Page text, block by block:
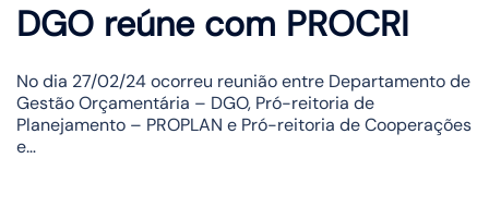
DGO reúne com PROCRI
No dia 27/02/24 ocorreu reunião entre Departamento de
Gestão Orçamentária – DGO, Pró-reitoria de
Planejamento – PROPLAN e Pró-reitoria de Cooperações
e…